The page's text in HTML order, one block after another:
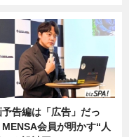
予告編は「広告」だっ
MENSA会員が明かす“人